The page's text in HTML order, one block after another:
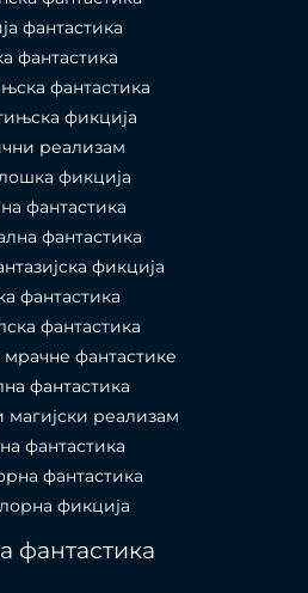
фантастика
фантастика
фантастика
фикција
реализам
фикција
фантастика
фантастика
фикција
фантастика
фантастика​
фантастике
фантастика
реализам
фантастика
фантастика
фикција
фантастика